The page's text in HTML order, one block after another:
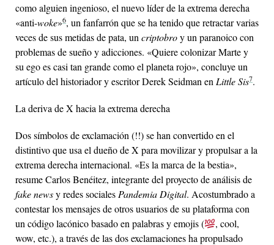
como alguien ingenioso, el nuevo líder de la extrema derecha
«anti-woke»6, un fanfarrón que se ha tenido que retractar varias
veces de sus metidas de pata, un criptobroy un paranoico con
problemas de sueño y adicciones. «Quiere colonizar Marte y
su ego es casi tan grande como el planeta rojo», concluye un
artículo del historiador y escritor Derek Seidman en Little Sis7.
La deriva de X hacia la extrema derecha
Dos símbolos de exclamación (!!) se han convertido en el
distintivo que usa el dueño de X para movilizar y propulsar a la
extrema derecha internacional. «Es la marca de la bestia»,
resume Carlos Benéitez, integrante del proyecto de análisis de
fake newsy redes sociales Pandemia Digital. Acostumbrado a
contestar los mensajes de otros usuarios de su plataforma con
un código lacónico basado en palabras y emojis (
, cool,
wow, etc.), a través de las dos exclamaciones ha propulsado